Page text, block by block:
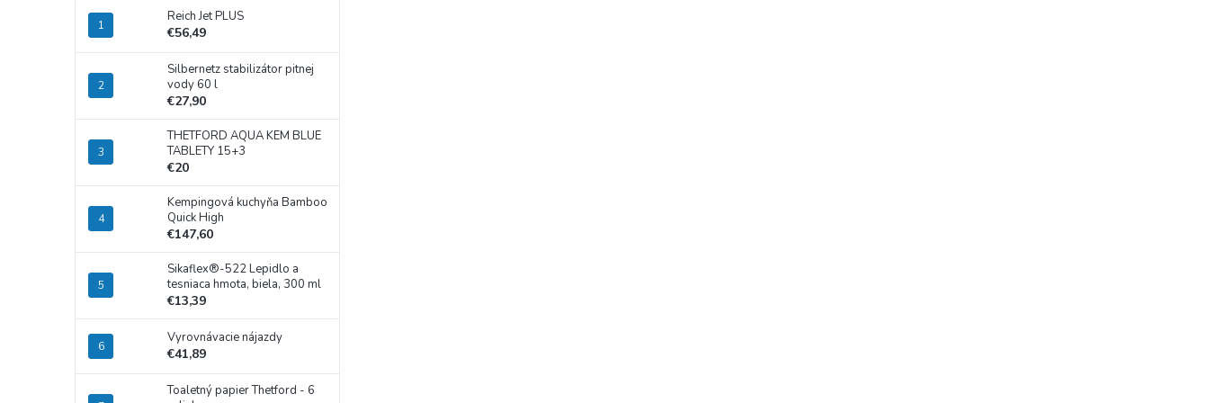
Reich Jet PLUS
€56,49
Silbernetz stabilizátor pitnej
vody 60 l
€27,90
THETFORD AQUA KEM BLUE
TABLETY 15+3
€20
Kempingová kuchyňa Bamboo
Quick High
€147,60
Sikaflex®-522 Lepidlo a
tesniaca hmota, biela, 300 ml
€13,39
Vyrovnávacie nájazdy
€41,89
Toaletný papier Thetford - 6